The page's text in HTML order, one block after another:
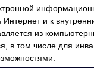
Интернет и к
из
в том числе для